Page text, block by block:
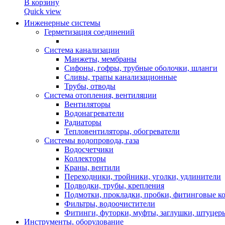
В корзину
Quick view
Инженерные системы
Герметизация соединений
Система канализации
Манжеты, мембраны
Сифоны, гофры, трубные оболочки, шланги
Сливы, трапы канализационные
Трубы, отводы
Система отопления, вентиляции
Вентиляторы
Водонагреватели
Радиаторы
Тепловентиляторы, обогреватели
Системы водопровода, газа
Водосчетчики
Коллекторы
Краны, вентили
Переходники, тройники, уголки, удлинители
Подводки, трубы, крепления
Подмотки, прокладки, пробки, фитинговые
Фильтры, водоочистители
Фитинги, футорки, муфты, заглушки,
Инструменты, оборудование